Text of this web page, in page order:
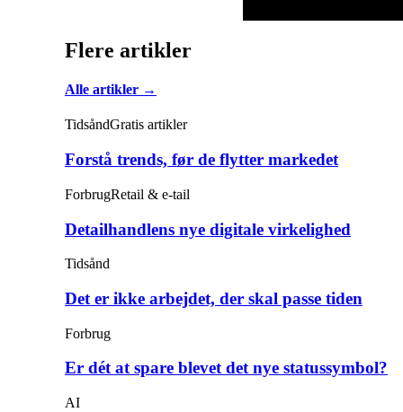
Flere artikler
Alle artikler →
TidsåndGratis artikler
Forstå trends, før de flytter markedet
ForbrugRetail & e-tail
Detailhandlens nye digitale virkelighed
Tidsånd
Det er ikke arbejdet, der skal passe tiden
Forbrug
Er dét at spare blevet det nye statussymbol?
AI